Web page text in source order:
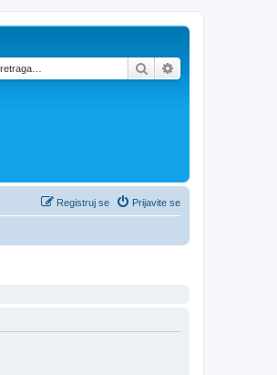
Pretraga
Prijavite se
Registruj se